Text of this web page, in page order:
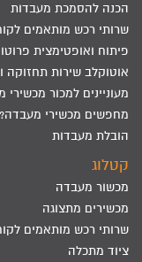
הכנה להסמכת מעבדות
שרותי רכש מותאמים
פיתוח ואופטימצית
אוטוקלב שירות תחזוקה
מעוניינים למכור
מחפשים מכשירי מעבדה?
הובלת מעבדות
קטלוג
מכשור מעבדה
מכשירים מתצוגה
שרותי רכש מותאמים
ציוד מתכלה